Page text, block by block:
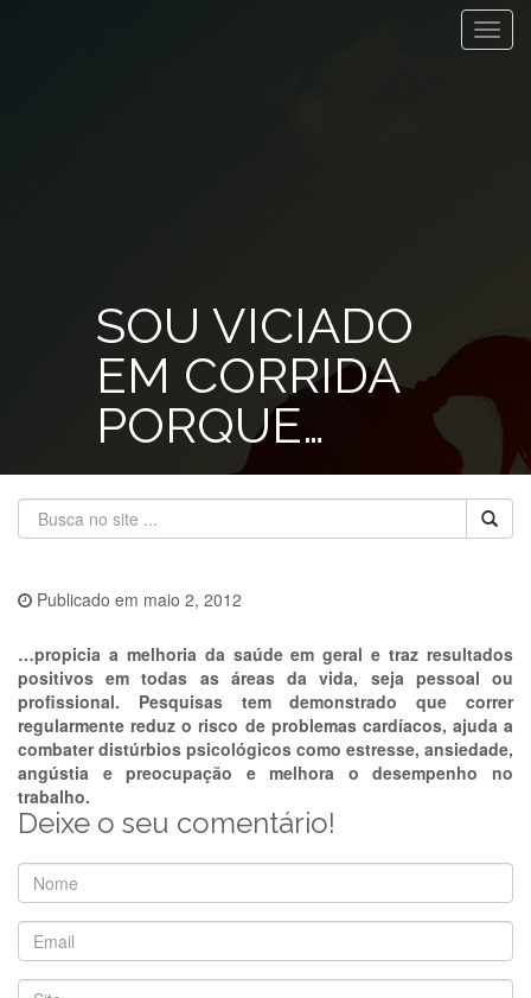
SOU VICIADO
EM CORRIDA
PORQUE…
Publicado em maio 2, 2012
…propicia a melhoria da saúde em geral e traz resultados
positivos em todas as áreas da vida, seja pessoal ou
profissional. Pesquisas tem demonstrado que correr
regularmente reduz o risco de problemas cardíacos, ajuda a
combater distúrbios psicológicos como estresse, ansiedade,
angústia e preocupação e melhora o desempenho no
trabalho.
Deixe o seu comentário!